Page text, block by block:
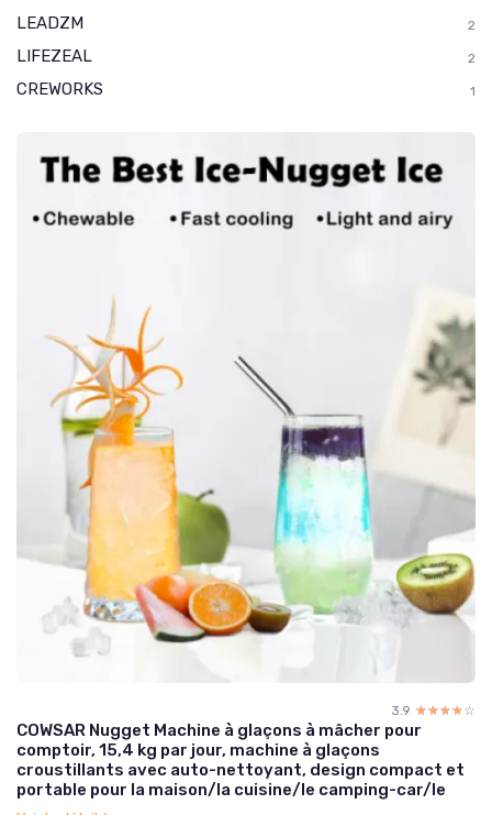
LEADZM 2
LIFEZEAL 2
CREWORKS 1
3.9 ☆☆☆☆☆
★★★★★
COWSAR Nugget Machine à glaçons à mâcher pour
comptoir, 15,4 kg par jour, machine à glaçons
croustillants avec auto-nettoyant, design compact et
portable pour la maison/la cuisine/le camping-car/le